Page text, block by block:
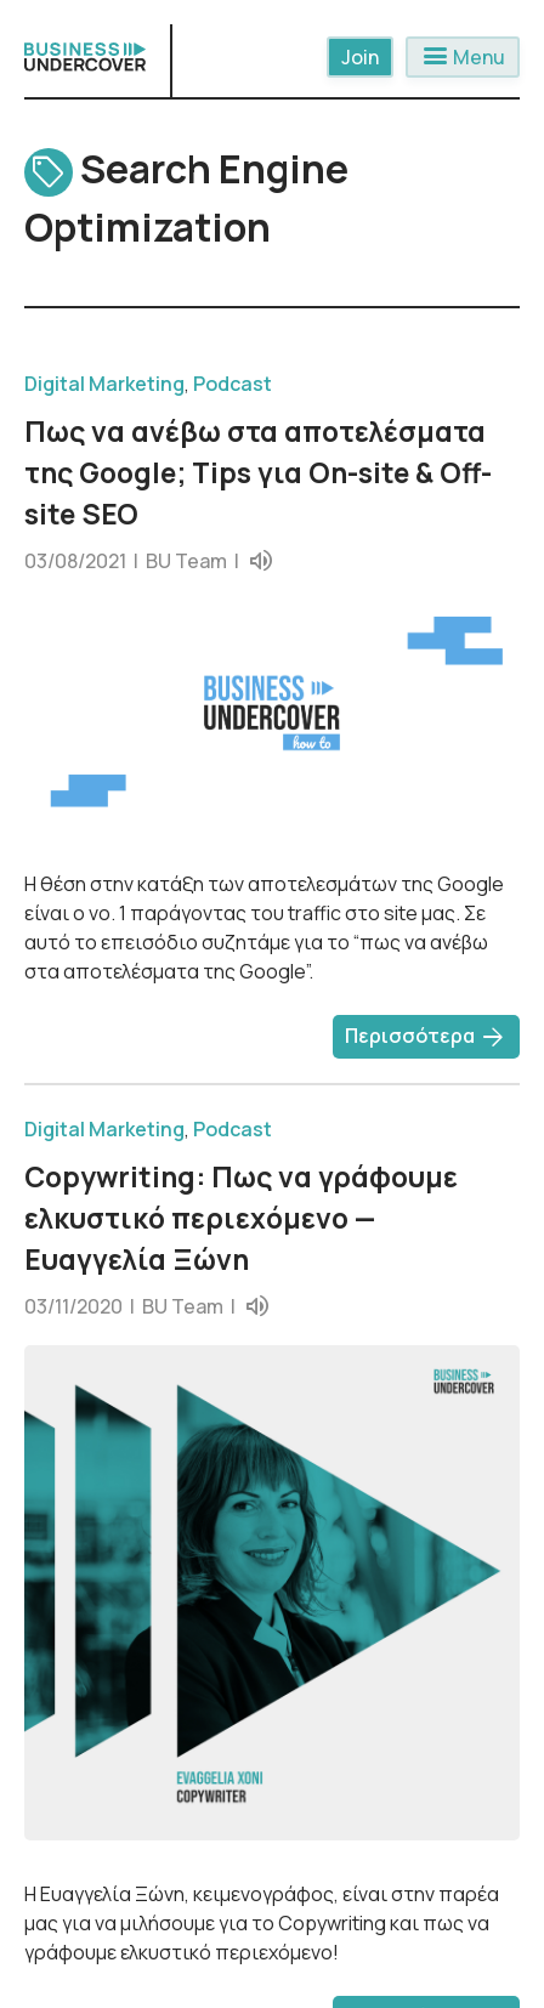
content
menu Menu
Search Engine
Optimization
Digital Marketing, Podcast
Πως να ανέβω στα αποτελέσματα
της Google; Tips για On-site & Off-
site SEO
03/08/2021 | BU Team |
Η θέση στην κατάξη των αποτελεσμάτων της Google
είναι ο νο. 1 παράγοντας του traffic στο site μας. Σε
αυτό το επεισόδιο συζητάμε για το “πως να ανέβω
στα αποτελέσματα της Google”.
Περισσότερα arrow_forward
Digital Marketing, Podcast
Copywriting: Πως να γράφουμε
ελκυστικό περιεχόμενο —
Ευαγγελία Ξώνη
03/11/2020 | BU Team |
Η Ευαγγελία Ξώνη, κειμενογράφος, είναι στην παρέα
μας για να μιλήσουμε για το Copywriting και πως να
γράφουμε ελκυστικό περιεχόμενο!